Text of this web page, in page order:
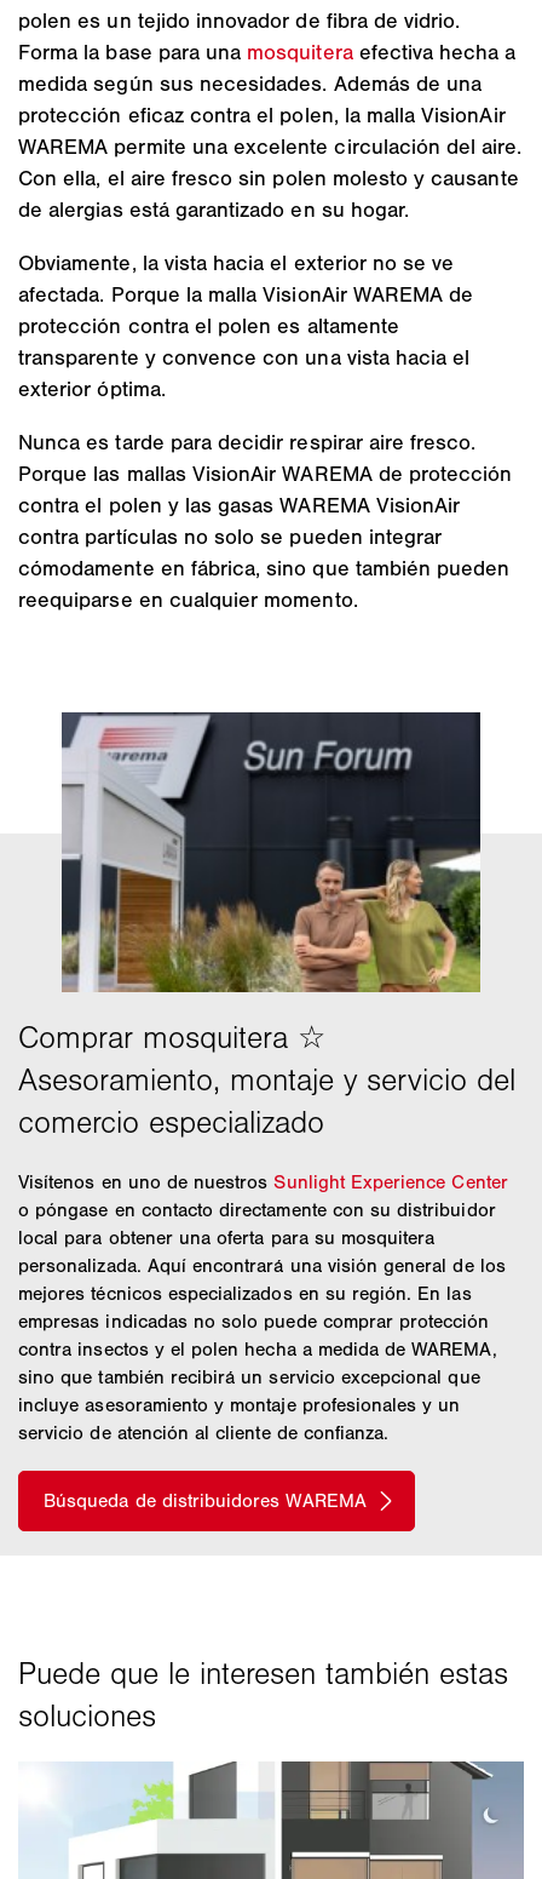
polen es un tejido innovador de fibra de vidrio.
Forma la base para una mosquiteraefectiva hecha a
medida según sus necesidades. Además de una
protección eficaz contra el polen, la malla VisionAir
WAREMA permite una excelente circulación del aire.
Con ella, el aire fresco sin polen molesto y causante
de alergias está garantizado en su hogar.
Obviamente, la vista hacia el exterior no se ve
afectada. Porque la malla VisionAir WAREMA de
protección contra el polen es altamente
transparente y convence con una vista hacia el
exterior óptima.
Nunca es tarde para decidir respirar aire fresco.
Porque las mallas VisionAir WAREMA de protección
contra el polen y las gasas WAREMA VisionAir
contra partículas no solo se pueden integrar
cómodamente en fábrica, sino que también pueden
reequiparse en cualquier momento.
Visítenos en uno de nuestrosSunlight Experience Center
o póngase en contacto directamente con su distribuidor
local para obtener una oferta para su mosquitera
personalizada. Aquí encontrará una visión general de los
mejores técnicos especializados en su región. En las
empresas indicadas no solo puede comprar protección
contra insectos y el polen hecha a medida de WAREMA,
sino que también recibirá un servicio excepcional que
incluye asesoramiento y montaje profesionales y un
servicio de atención al cliente de confianza.